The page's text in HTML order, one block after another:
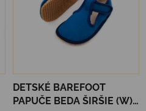
DETSKÉ BAREFOOT
PAPUČE BEDA ŠIRŠIE (W)